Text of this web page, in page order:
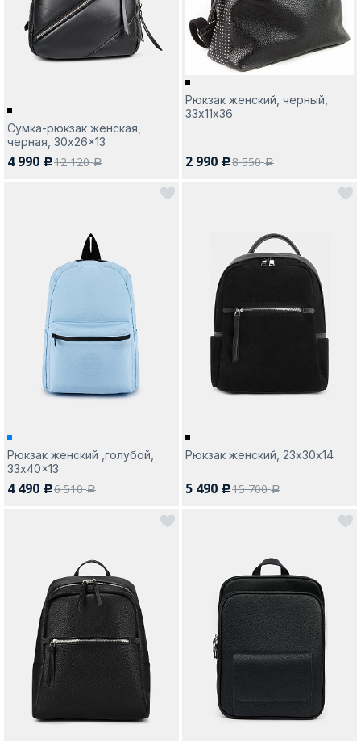
Да, все верно
Покупателям
Сумка-рюкзак женская,
черная, 30x26x13
4 990 c12 120a
Рюкзак женский, черный,
33х11х36
2 990 c8 550a
Рюкзак женский ,голубой,
33x40x13
4 490 c6 510a
Рюкзак женский, 23х30х14
5 490 c15 700a